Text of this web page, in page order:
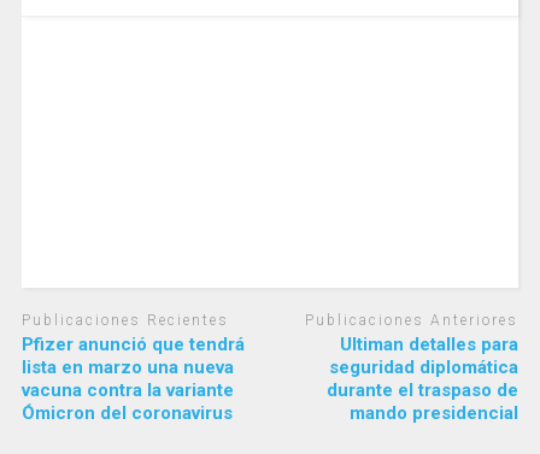
Publicaciones Recientes
Pfizer anunció que tendrá
lista en marzo una nueva
vacuna contra la variante
Ómicron del coronavirus
Publicaciones Anteriores
Ultiman detalles para
seguridad diplomática
durante el traspaso de
mando presidencial